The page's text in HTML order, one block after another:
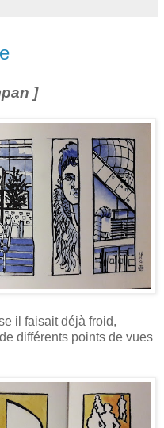
]
il faisait déjà froid,
différents points de vues